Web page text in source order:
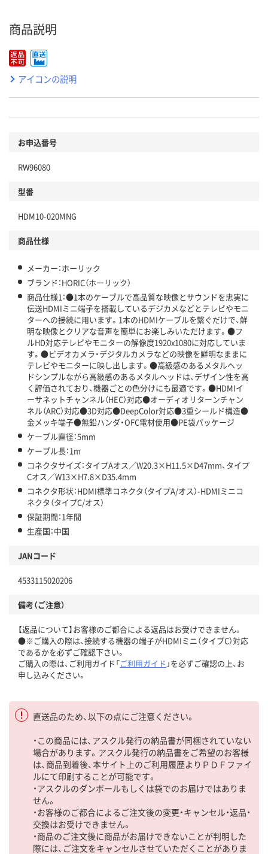
商品説明
アイコンの説明
お申込番号
RW96080
型番
HDM10-020MNG
商品仕様
メーカー：ホーリック
ブランド：HORIC（ホーリック）
商品仕様1：●1本のケーブルで高品質な映像とサウンドを忠実に
伝送HDMIミニ端子を搭載しているデジカメなどとテレビやモニ
ターへの接続に用います。1本のHDMIケーブルを繋ぐだけで、鮮
明な映像とクリアな音声を簡単にお楽しみいただけます。●フ
ルHD対応テレビやモニターの解像度1920x1080に対応していま
す。●ビデオカメラ・デジタルカメラなどの映像を鮮明なままに
テレビやモニターに映し出します。●高級感のあるメタルヘッ
ドシンプルながら高級感のあるメタルヘッドは、デザイン性を高
く評価されており、機器ごとの色分けにも最適です。●HDMIイ
ーサネットチャンネル（HEC）対応●オーディオリターンチャン
ネル（ARC）対応●3D対応●DeepColor対応●3重シールド構造●
金メッキ端子●無鉛ハンダ・OFC電材使用●PE袋パッケージ
ケーブル直径：5mm
ケーブル長：1m
コネクタサイズ：タイプAオス／W20.3×H11.5×D47mm、タイプ
Cオス／W13×H7.8×D35.4mm
コネクタ形状：HDMI標準コネクタ（タイプA/オス）-HDMIミニコ
ネクタ（タイプC/オス）
保証期間：1年間
生産国：中国
JANコード
4533115020206
備考（ご注意）
【返品について】お客様のご都合による返品はお受けできません。
●※ご購入の際は、接続する機器の端子がHDMIミニ（タイプC）対応
であるかを必ずご確認下さい。
ご購入の際は、ご利用ガイド「ご利用ガイド 」を必ずご確認の上、お
申し込みください。
直送品のため、以下の点にご注意ください。
・この商品には、アスクル発行の納品書が同梱されていない
場合があります。アスクル発行の納品書をご希望のお客様
は、商品到着後、本サイト上のご利用履歴よりＰＤＦファイ
ルにて印刷することが可能です。
・アスクルのダンボールもしくは袋でのお届けではありま
せん。
・お客様のご都合によるご注文後の変更・キャンセル・返品・
交換はお受けできません。
・商品のご注文後に商品がお届けできないことが判明した
際には、ご注文をキャンセルさせていただくことがありま